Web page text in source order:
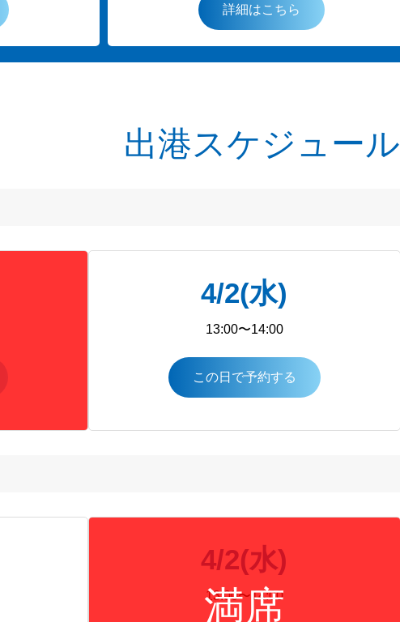
詳細はこちら
出港スケジュール
4/2(水)
13:00〜14:00
この日で予約する
4/2(水)
13:00〜14:00